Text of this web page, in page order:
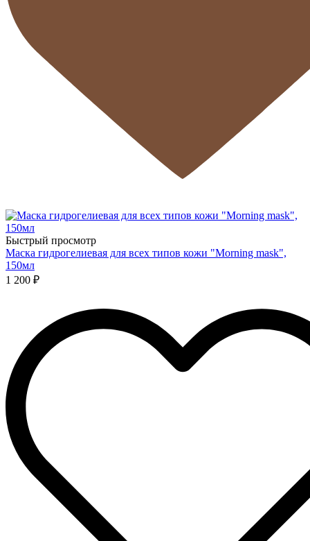
Быстрый просмотр
Маска гидрогелиевая для всех типов кожи "Morning mask",
150мл
1 200 ₽